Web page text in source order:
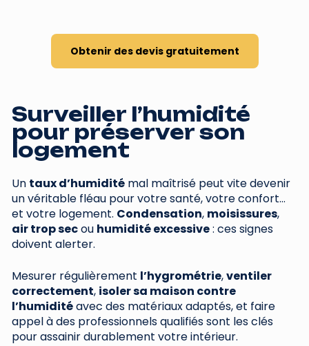
Obtenir des devis gratuitement
Surveiller l’humidité
pour préserver son
logement
Un taux d’humidité mal maîtrisé peut vite devenir
un véritable fléau pour votre santé, votre confort…
et votre logement. Condensation, moisissures,
air trop secou humidité excessive: ces signes
doivent alerter.
Mesurer régulièrement l’hygrométrie,ventiler
correctement, isoler sa maison contre
l’humiditéavec des matériaux adaptés, et faire
appel à des professionnels qualifiés sont les clés
pour assainir durablement votre intérieur.